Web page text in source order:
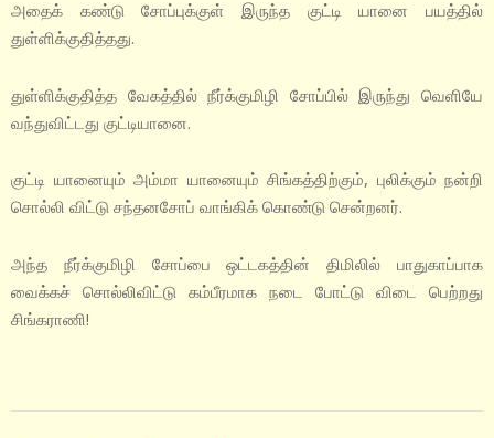
அதைக் கண்டு சோப்புக்குள் இருந்த குட்டி யானை பயத்தில்
துள்ளிக்குதித்தது.
துள்ளிக்குதித்த வேகத்தில் நீர்க்குமிழி சோப்பில் இருந்து வெளியே
வந்துவிட்டது குட்டியானை.
குட்டி யானையும் அம்மா யானையும் சிங்கத்திற்கும், புலிக்கும் நன்றி
சொல்லி விட்டு சந்தனசோப் வாங்கிக் கொண்டு சென்றனர்.
அந்த நீர்க்குமிழி சோப்பை ஒட்டகத்தின் திமிலில் பாதுகாப்பாக
வைக்கச் சொல்லிவிட்டு கம்பீரமாக நடை போட்டு விடை பெற்றது
சிங்கராணி!